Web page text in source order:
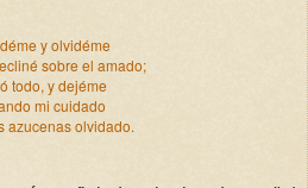
y olvidéme
sobre el amado;
todo, y dejéme
mi cuidado
azucenas olvidado.